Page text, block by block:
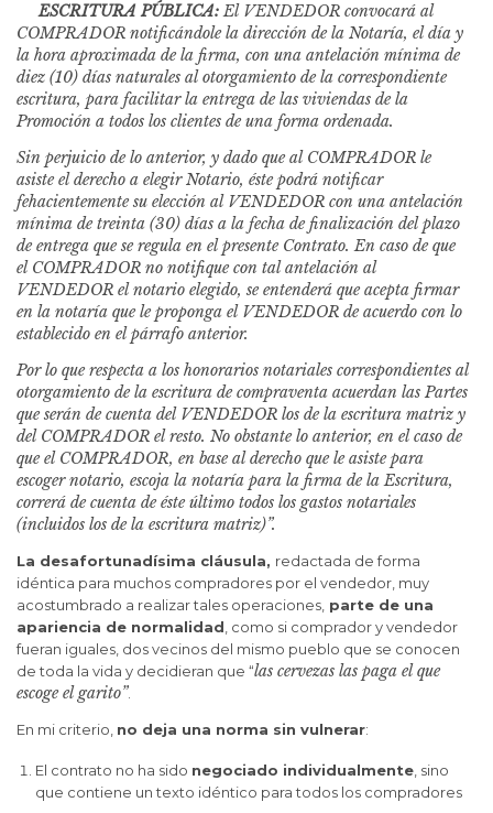
ESCRITURA PÚBLICA:El VENDEDOR convocará al
COMPRADOR notificándole la dirección de la Notaría, el día y
la hora aproximada de la firma, con una antelación mínima de
diez (10) días naturales al otorgamiento de la correspondiente
escritura, para facilitar la entrega de las viviendas de la
Promoción a todos los clientes de una forma ordenada.
Sin perjuicio de lo anterior, y dado que al COMPRADOR le
asiste el derecho a elegir Notario, éste podrá notificar
fehacientemente su elección al VENDEDOR con una antelación
mínima de treinta (30) días a la fecha de finalización del plazo
de entrega que se regula en el presente Contrato. En caso de que
el COMPRADOR no notifique con tal antelación al
VENDEDOR el notario elegido, se entenderá que acepta firmar
en la notaría que le proponga el VENDEDOR de acuerdo con lo
establecido en el párrafo anterior.
Por lo que respecta a los honorarios notariales correspondientes al
otorgamiento de la escritura de compraventa acuerdan las Partes
que serán de cuenta del VENDEDOR los de la escritura matriz y
del COMPRADOR el resto. No obstante lo anterior, en el caso de
que el COMPRADOR, en base al derecho que le asiste para
escoger notario, escoja la notaría para la firma de la Escritura,
correrá de cuenta de éste último todos los gastos notariales
(incluidos los de la escritura matriz)”.
La desafortunadísima cláusula, redactada de forma
idéntica para muchos compradores por el vendedor, muy
acostumbrado a realizar tales operaciones, parte de una
apariencia de normalidad, como si comprador y vendedor
fueran iguales, dos vecinos del mismo pueblo que se conocen
de toda la vida y decidieran que “las cervezas las paga el que
escoge el garito”.
En mi criterio, no deja una norma sin vulnerar:
El contrato no ha sido negociado individualmente, sino
que contiene un texto idéntico para todos los compradores